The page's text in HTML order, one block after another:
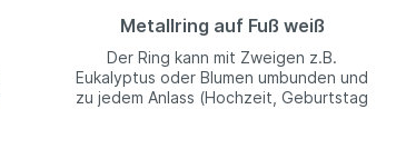
Metallring auf Fuß weiß
Der Ring kann mit Zweigen z.B.
Eukalyptus oder Blumen umbunden und
zu jedem Anlass (Hochzeit, Geburtstag